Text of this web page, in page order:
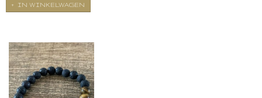
IN WINKELWAGEN